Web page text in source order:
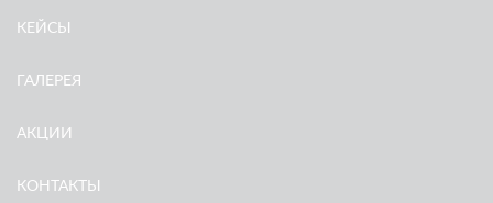
КЕЙСЫ
ГАЛЕРЕЯ
АКЦИИ
КОНТАКТЫ